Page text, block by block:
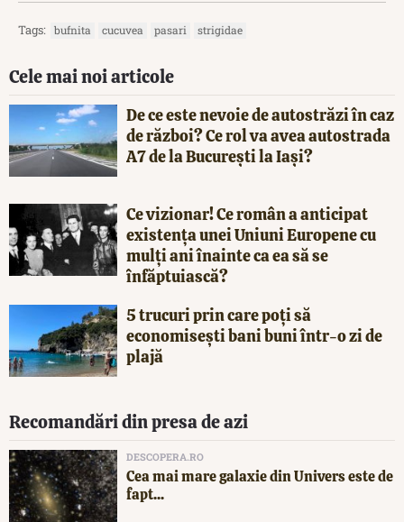
Tags: bufnita cucuvea pasari strigidae
Cele mai noi articole
De ce este nevoie de autostrăzi în caz
de război? Ce rol va avea autostrada
A7 de la București la Iași?
Ce vizionar! Ce român a anticipat
existența unei Uniuni Europene cu
mulți ani înainte ca ea să se
înfăptuiască?
5 trucuri prin care poți să
economisești bani buni într-o zi de
plajă
Recomandări din presa de azi
DESCOPERA.RO
Cea mai mare galaxie din Univers este de
fapt...